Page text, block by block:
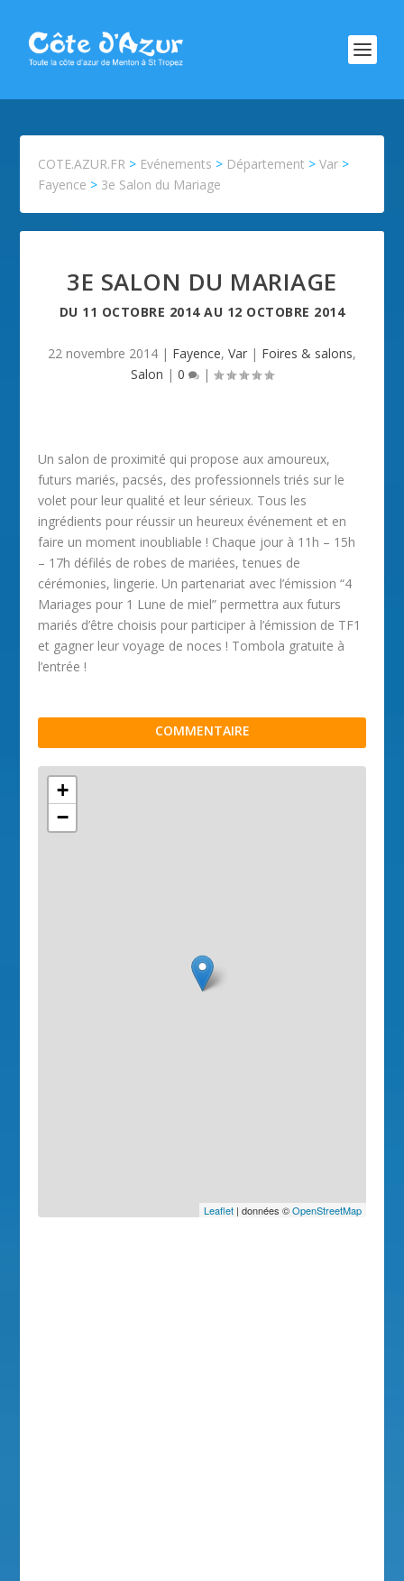
COTE.AZUR.FR > Evénements > Département >Var >
Fayence > 3e Salon du Mariage
3E SALON DU MARIAGE
DU 11 OCTOBRE 2014AU 12 OCTOBRE 2014
22 novembre 2014 | Fayence, Var | Foires & salons,
Salon | 0 |
Un salon de proximité qui propose aux amoureux,
futurs mariés, pacsés, des professionnels triés sur le
volet pour leur qualité et leur sérieux. Tous les
ingrédients pour réussir un heureux événement et en
faire un moment inoubliable ! Chaque jour à 11h – 15h
– 17h défilés de robes de mariées, tenues de
cérémonies, lingerie. Un partenariat avec l’émission “4
Mariages pour 1 Lune de miel” permettra aux futurs
mariés d’être choisis pour participer à l’émission de TF1
et gagner leur voyage de noces ! Tombola gratuite à
l’entrée !
COMMENTAIRE
+
−
Leaflet| données ©OpenStreetMap